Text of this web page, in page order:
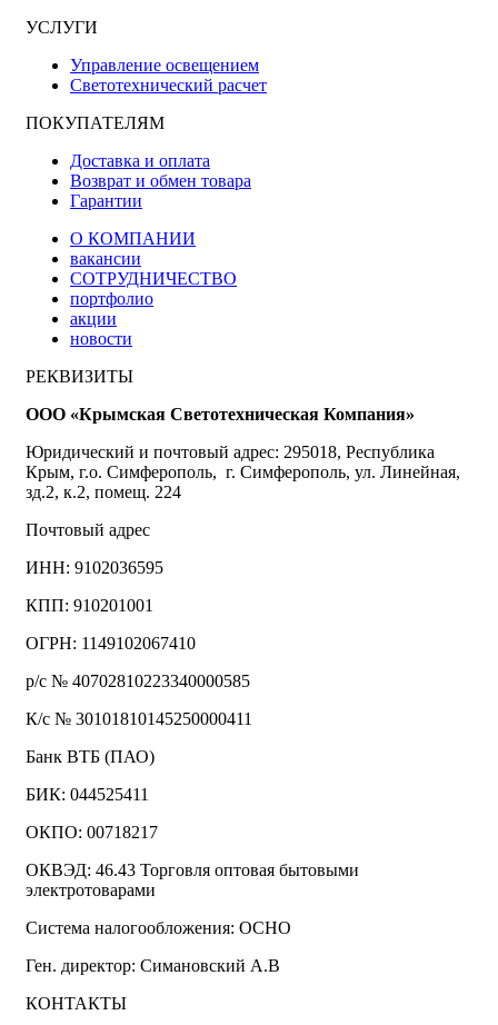
УСЛУГИ
Управление освещением
Светотехнический расчет
ПОКУПАТЕЛЯМ
Доставка и оплата
Возврат и обмен товара
Гарантии
О КОМПАНИИ
вакансии
СОТРУДНИЧЕСТВО
портфолио
акции
новости
РЕКВИЗИТЫ
ООО «Крымская Светотехническая Компания»
Юридический и почтовый адрес: 295018, Республика
Крым, г.о. Симферополь, г. Симферополь, ул. Линейная,
зд.2, к.2, помещ. 224
Почтовый адрес
ИНН: 9102036595
КПП: 910201001
ОГРН: 1149102067410
р/с № 40702810223340000585
К/с № 30101810145250000411
Банк ВТБ (ПАО)
БИК: 044525411
ОКПО: 00718217
ОКВЭД: 46.43 Торговля оптовая бытовыми
электротоварами
Система налогообложения: ОСНО
Ген. директор: Симановский А.В
КОНТАКТЫ